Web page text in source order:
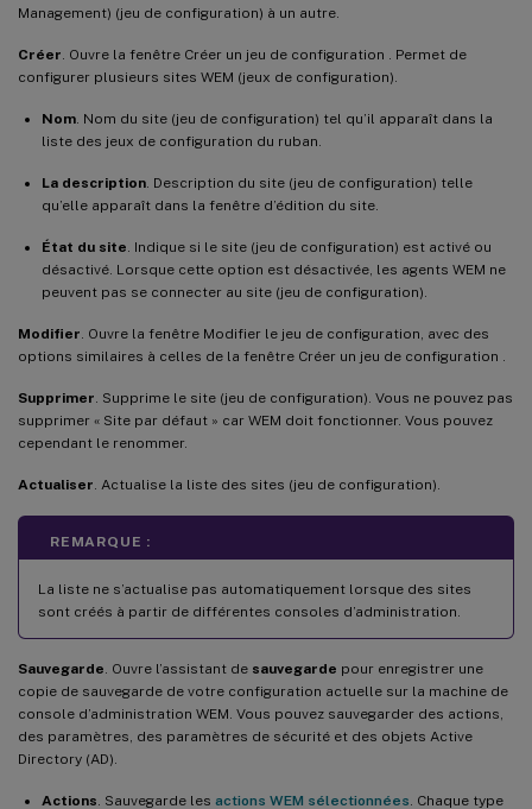
Management) (jeu de configuration) à un autre.
Créer . Ouvre la fenêtre Créer un jeu de configuration . Permet de
configurer plusieurs sites WEM (jeux de configuration).
Nom . Nom du site (jeu de configuration) tel qu’il apparaît dans la
liste des jeux de configuration du ruban.
La description . Description du site (jeu de configuration) telle
qu’elle apparaît dans la fenêtre d’édition du site.
État du site . Indique si le site (jeu de configuration) est activé ou
désactivé. Lorsque cette option est désactivée, les agents WEM ne
peuvent pas se connecter au site (jeu de configuration).
Modifier . Ouvre la fenêtre Modifier le jeu de configuration, avec des
options similaires à celles de la fenêtre Créer un jeu de configuration .
Supprimer . Supprime le site (jeu de configuration). Vous ne pouvez pas
supprimer « Site par défaut » car WEM doit fonctionner. Vous pouvez
cependant le renommer.
Actualiser . Actualise la liste des sites (jeu de configuration).
REMARQUE :
La liste ne s’actualise pas automatiquement lorsque des sites
sont créés à partir de différentes consoles d’administration.
Sauvegarde . Ouvre l’assistant de sauvegarde pour enregistrer une
copie de sauvegarde de votre configuration actuelle sur la machine de
console d’administration WEM. Vous pouvez sauvegarder des actions,
des paramètres, des paramètres de sécurité et des objets Active
Directory (AD).
Actions . Sauvegarde les actions WEM sélectionnées . Chaque type